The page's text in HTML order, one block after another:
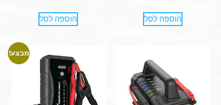
הוספה לסל הוספה לסל
מבצע!